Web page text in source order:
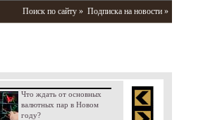
Поиск по сайту » Подписка на новости »
Что ждать от основных
валютных пар в Новом
году?